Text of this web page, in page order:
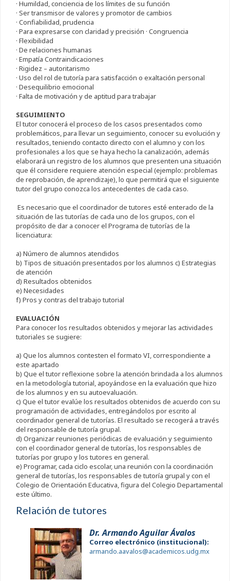
· Humildad, conciencia de los límites de su función
· Ser transmisor de valores y promotor de cambios
· Confiabilidad, prudencia
· Para expresarse con claridad y precisión · Congruencia
· Flexibilidad
· De relaciones humanas
· Empatía Contraindicaciones
· Rigidez – autoritarismo
· Uso del rol de tutoría para satisfacción o exaltación personal
· Desequilibrio emocional
· Falta de motivación y de aptitud para trabajar
SEGUIMIENTO
El tutor conocerá el proceso de los casos presentados como
problemáticos, para llevar un seguimiento, conocer su evolución y
resultados, teniendo contacto directo con el alumno y con los
profesionales a los que se haya hecho la canalización, además
elaborará un registro de los alumnos que presenten una situación
que él considere requiere atención especial (ejemplo: problemas
de reprobación, de aprendizaje), lo que permitirá que el siguiente
tutor del grupo conozca los antecedentes de cada caso.
Es necesario que el coordinador de tutores esté enterado de la
situación de las tutorías de cada uno de los grupos, con el
propósito de dar a conocer el Programa de tutorías de la
licenciatura:
a) Número de alumnos atendidos
b) Tipos de situación presentados por los alumnos c) Estrategias
de atención
d) Resultados obtenidos
e) Necesidades
f) Pros y contras del trabajo tutorial
EVALUACIÓN
Para conocer los resultados obtenidos y mejorar las actividades
tutoriales se sugiere:
a) Que los alumnos contesten el formato VI, correspondiente a
este apartado
b) Que el tutor reflexione sobre la atención brindada a los alumnos
en la metodología tutorial, apoyándose en la evaluación que hizo
de los alumnos y en su autoevaluación.
c) Que el tutor evalúe los resultados obtenidos de acuerdo con su
programación de actividades, entregándolos por escrito al
coordinador general de tutorías. El resultado se recogerá a través
del responsable de tutoría grupal.
d) Organizar reuniones periódicas de evaluación y seguimiento
con el coordinador general de tutorías, los responsables de
tutorías por grupo y los tutores en general.
e) Programar, cada ciclo escolar, una reunión con la coordinación
general de tutorías, los responsables de tutoría grupal y con el
Colegio de Orientación Educativa, figura del Colegio Departamental
este último.
Relación de tutores
Dr. Armando Aguilar Ávalos
Correo electrónico (institucional):
armando.aavalos@academicos.udg.mx